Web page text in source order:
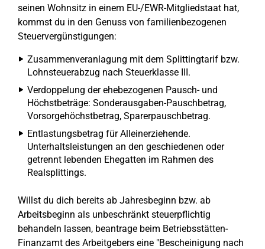
seinen Wohnsitz in einem EU-/EWR-Mitgliedstaat hat,
kommst du in den Genuss von familienbezogenen
Steuervergünstigungen:
Zusammenveranlagung mit dem Splittingtarif bzw.
Lohnsteuerabzug nach Steuerklasse III.
Verdoppelung der ehebezogenen Pausch- und
Höchstbeträge: Sonderausgaben-Pauschbetrag,
Vorsorgehöchstbetrag, Sparerpauschbetrag.
Entlastungsbetrag für Alleinerziehende.
Unterhaltsleistungen an den geschiedenen oder
getrennt lebenden Ehegatten im Rahmen des
Realsplittings.
Willst du dich bereits ab Jahresbeginn bzw. ab
Arbeitsbeginn als unbeschränkt steuerpflichtig
behandeln lassen, beantrage beim Betriebsstätten-
Finanzamt des Arbeitgebers eine "Bescheinigung nach